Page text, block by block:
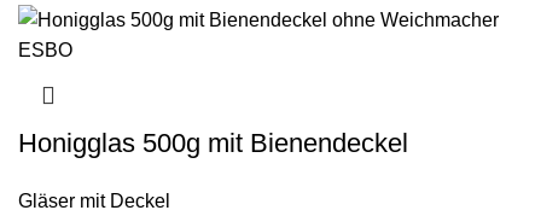
Honigglas 500g mit Bienendeckel
Gläser mit Deckel